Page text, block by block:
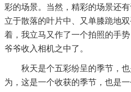
彩的场景。当然，精彩的场景还
立于散落的叶片中、又单膝跪地
着，我立马又作了一个拍照的手
爷爷收入相机之中了。
秋天是个五彩纷呈的季节，
为，这是一个收获的季节，也是一